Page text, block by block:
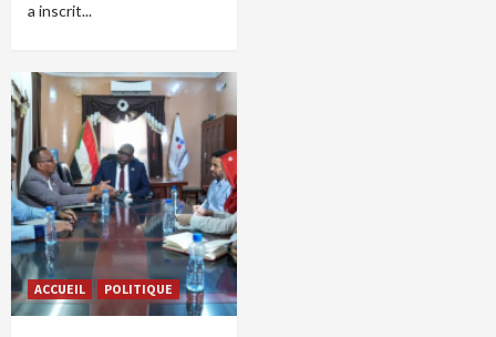
a inscrit...
ACCUEIL POLITIQUE